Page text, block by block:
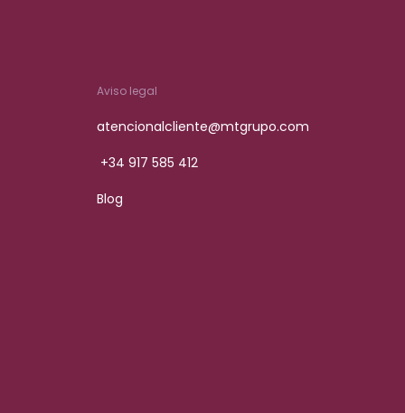
Aviso legal
atencionalcliente@mtgrupo.com
+34 917 585 412
Blog